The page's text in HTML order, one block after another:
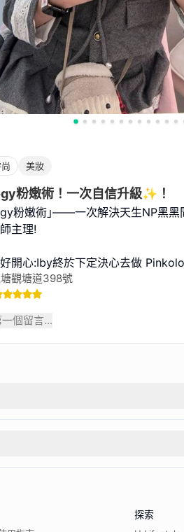
美妝
粉嫩術！一次自信升級✨！
粉嫩術｣——一次解決天生NP黑黑
主理!
開心:Iby終於下定決心去做
觀塘道398號
個留言...
探索